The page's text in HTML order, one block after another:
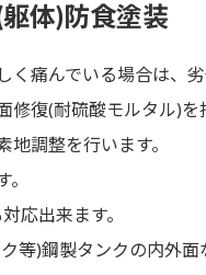
体)防食塗装
く痛んでいる場合は、
修復(耐硫酸モルタル)を
地調整を行います。
応出来ます。
等)鋼製タンクの内外面